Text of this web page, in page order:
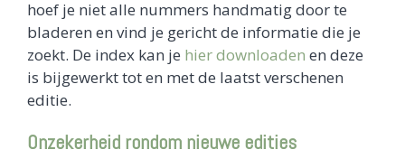
hoef je niet alle nummers handmatig door te
bladeren en vind je gericht de informatie die je
zoekt. De index kan je hier downloaden en deze
is bijgewerkt tot en met de laatst verschenen
editie.
Onzekerheid rondom nieuwe edities